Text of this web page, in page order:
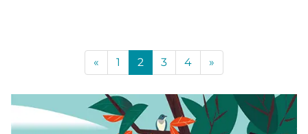
« 1 2 3 4 »